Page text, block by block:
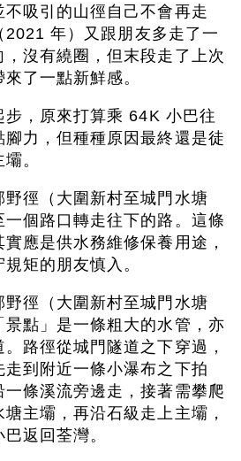
吸引的山徑自己不會再走
2021 年）又跟朋友多走了一
沒有繞圈，但末段走了上次
了一點新鮮感。
，原來打算乘 64K 小巴往
力，但種種原因最終還是徒
。
徑（大圍新村至城門水塘
個路口轉走往下的路。這條
應是供水務維修保養用途，
矩的朋友慎入。
徑（大圍新村至城門水塘
點」是一條粗大的水管，亦
路徑從城門隧道之下穿過，
到附近一條小瀑布之下拍
條溪流旁邊走，接著需攀爬
主壩，再沿石級走上主壩，
返回荃灣。